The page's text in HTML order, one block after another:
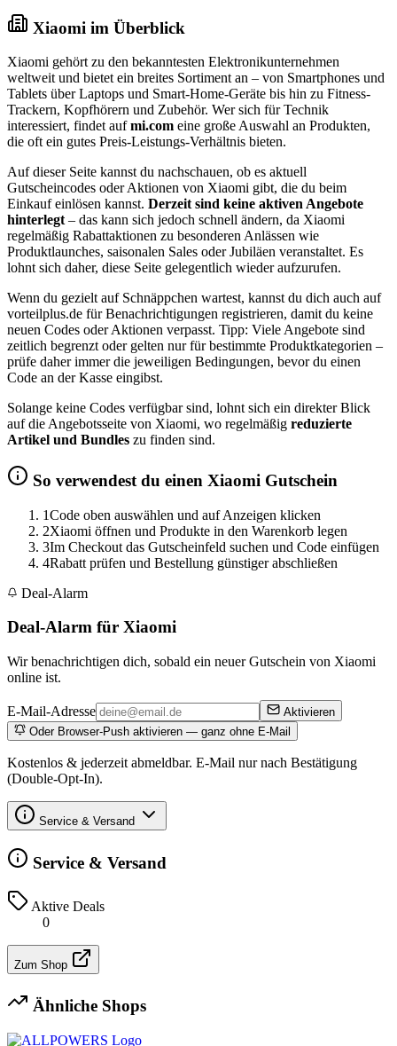
Xiaomi im Überblick
Xiaomi gehört zu den bekanntesten Elektronikunternehmen
weltweit und bietet ein breites Sortiment an – von Smartphones und
Tablets über Laptops und Smart-Home-Geräte bis hin zu Fitness-
Trackern, Kopfhörern und Zubehör. Wer sich für Technik
interessiert, findet aufmi.com eine große Auswahl an Produkten,
die oft ein gutes Preis-Leistungs-Verhältnis bieten.
Auf dieser Seite kannst du nachschauen, ob es aktuell
Gutscheincodes oder Aktionen von Xiaomi gibt, die du beim
Einkauf einlösen kannst. Derzeit sind keine aktiven Angebote
hinterlegt – das kann sich jedoch schnell ändern, da Xiaomi
regelmäßig Rabattaktionen zu besonderen Anlässen wie
Produktlaunches, saisonalen Sales oder Jubiläen veranstaltet. Es
lohnt sich daher, diese Seite gelegentlich wieder aufzurufen.
Wenn du gezielt auf Schnäppchen wartest, kannst du dich auch auf
vorteilplus.de für Benachrichtigungen registrieren, damit du keine
neuen Codes oder Aktionen verpasst. Tipp: Viele Angebote sind
zeitlich begrenzt oder gelten nur für bestimmte Produktkategorien –
prüfe daher immer die jeweiligen Bedingungen, bevor du einen
Code an der Kasse eingibst.
Solange keine Codes verfügbar sind, lohnt sich ein direkter Blick
auf die Angebotsseite von Xiaomi, wo regelmäßig reduzierte
Artikel und Bundles zu finden sind.
So verwendest du einen Xiaomi Gutschein
1Code oben auswählen und auf Anzeigen klicken
2Xiaomi öffnen und Produkte in den Warenkorb legen
3Im Checkout das Gutscheinfeld suchen und Code einfügen
4Rabatt prüfen und Bestellung günstiger abschließen
Deal-Alarm
Deal-Alarm für Xiaomi
Wir benachrichtigen dich, sobald ein neuer Gutschein von Xiaomi
online ist.
E-Mail-Adresse
Aktivieren
Oder Browser-Push aktivieren — ganz ohne E-Mail
Kostenlos & jederzeit abmeldbar. E-Mail nur nach Bestätigung
(Double-Opt-In).
Service & Versand
Service & Versand
Aktive Deals
0
Zum Shop
Ähnliche Shops